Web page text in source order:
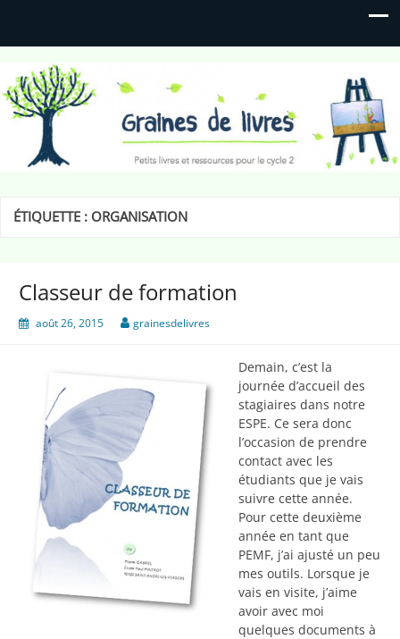
Graines de livres
Petits livres et ressources pour le cycle 2
ÉTIQUETTE : ORGANISATION
Classeur de formation
août 26, 2015 grainesdelivres
Demain, c’est la
journée d’accueil des
stagiaires dans notre
ESPE. Ce sera donc
l’occasion de prendre
contact avec les
étudiants que je vais
suivre cette année.
Pour cette deuxième
année en tant que
PEMF, j’ai ajusté un peu
mes outils. Lorsque je
vais en visite, j’aime
avoir avec moi
quelques documents à